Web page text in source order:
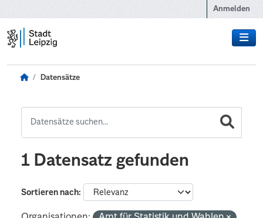
Anmelden
Datensätze
1 Datensatz gefunden
Sortieren nach